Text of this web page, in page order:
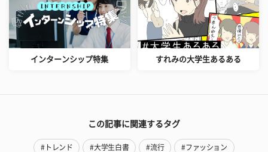
インターンシップ特集 すれみの大学生あるある
この記事に関連するタグ
#トレンド #大学生白書 #流行 #ファッション